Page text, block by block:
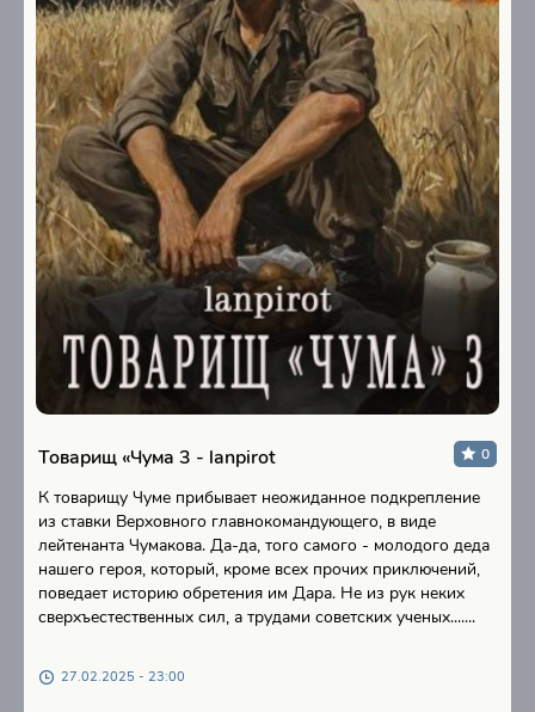
Товарищ «Чума 3 - lanpirot 0
К товарищу Чуме прибывает неожиданное подкрепление
из ставки Верховного главнокомандующего, в виде
лейтенанта Чумакова. Да-да, того самого - молодого деда
нашего героя, который, кроме всех прочих приключений,
поведает историю обретения им Дара. Не из рук неких
сверхъестественных сил, а трудами советских ученых.......
27.02.2025 - 23:00